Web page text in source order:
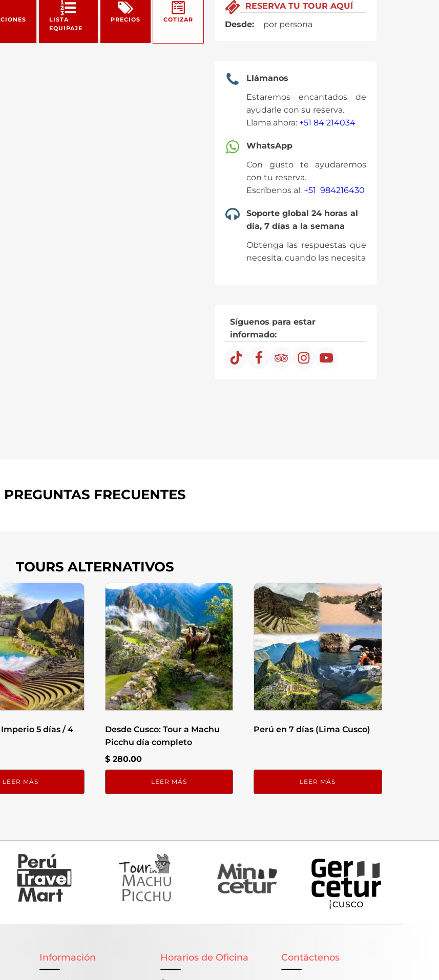
LISTA
EQUIPAJE
PRECIOS COTIZAR
RESERVA TU TOUR AQUÍ
Desde:
por persona
Llámanos
Estaremos encantados de
ayudarle con su reserva.
Llama ahora: +51 84 214034
WhatsApp
Con gusto te ayudaremos
con tu reserva.
Escríbenos al: +51 984216430
Soporte global 24 horas al
día, 7 días a la semana
Obtenga las respuestas que
necesita, cuando las necesita
Síguenos para estar
informado:
PREGUNTAS FRECUENTES
TOURS ALTERNATIVOS
5 días / 4
LEER MÁS
Desde Cusco: Tour a Machu
Picchu día completo
$ 280.00
LEER MÁS
Perú en 7 días (Lima Cusco)
LEER MÁS
Información Horarios de Oficina Contáctenos